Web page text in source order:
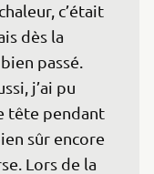
c’était
dès la
passé.
j’ai pu
tête pendant
sûr encore
Lors de la